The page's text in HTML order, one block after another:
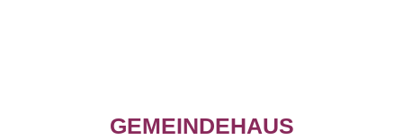
GEMEINDEHAUS